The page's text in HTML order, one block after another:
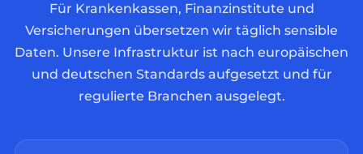
Für Krankenkassen, Finanzinstitute und
Versicherungen übersetzen wir täglich sensible
Daten. Unsere Infrastruktur ist nach europäischen
und deutschen Standards aufgesetzt und für
regulierte Branchen ausgelegt.